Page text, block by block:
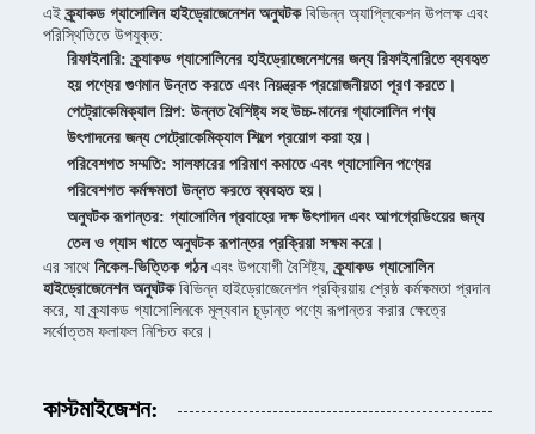
এইক্র্যাকড গ্যাসোলিন হাইড্রোজেনেশন অনুঘটক বিভিন্ন অ্যাপ্লিকেশন উপলক্ষ এবং
পরিস্থিতিতে উপযুক্ত:
রিফাইনারি:ক্র্যাকড গ্যাসোলিনের হাইড্রোজেনেশনের জন্য রিফাইনারিতে ব্যবহৃত
হয় পণ্যের গুণমান উন্নত করতে এবং নিয়ন্ত্রক প্রয়োজনীয়তা পূরণ করতে।
পেট্রোকেমিক্যাল শিল্প: উন্নত বৈশিষ্ট্য সহ উচ্চ-মানের গ্যাসোলিন পণ্য
উৎপাদনের জন্য পেট্রোকেমিক্যাল শিল্পে প্রয়োগ করা হয়।
পরিবেশগত সম্মতি: সালফারের পরিমাণ কমাতে এবং গ্যাসোলিন পণ্যের
পরিবেশগত কর্মক্ষমতা উন্নত করতে ব্যবহৃত হয়।
অনুঘটক রূপান্তর: গ্যাসোলিন প্রবাহের দক্ষ উৎপাদন এবং আপগ্রেডিংয়ের জন্য
তেল ও গ্যাস খাতে অনুঘটক রূপান্তর প্রক্রিয়া সক্ষম করে।
এর সাথে নিকেল-ভিত্তিক গঠন এবং উপযোগী বৈশিষ্ট্য,ক্র্যাকড গ্যাসোলিন
হাইড্রোজেনেশন অনুঘটক বিভিন্ন হাইড্রোজেনেশন প্রক্রিয়ায় শ্রেষ্ঠ কর্মক্ষমতা প্রদান
করে, যা ক্র্যাকড গ্যাসোলিনকে মূল্যবান চূড়ান্ত পণ্যে রূপান্তর করার ক্ষেত্রে
সর্বোত্তম ফলাফল নিশ্চিত করে।
কাস্টমাইজেশন: